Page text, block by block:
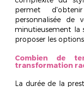
permet
personnalisée de
minutieusement la
proposer les
Combien de
transformation
La durée de la